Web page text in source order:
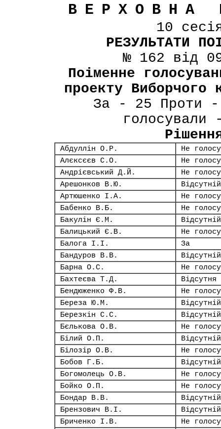
ВЕРХОВНА
10
РЕЗУЛЬТАТИ
№ 162 від
Поіменне
проекту Виборчого
За - 25 Проти -
Абдуллін О.Р.
Не
Алєксєєв С.О.
Не
Андрієвський Д.Й.
Не
Арешонков В.Ю.
Відсутній
Артюшенко І.А.
Не
Бабенко В.Б.
Не
Бакулін Є.М.
Відсутній
Балицький Є.В.
Не
Балога І.І.
За
Бандуров В.В.
Відсутній
Барна О.С.
Не
Бахтеєва Т.Д.
Відсутня
Бендюженко Ф.В.
Не
Береза Ю.М.
Відсутній
Березкін С.С.
Відсутній
Бєлькова О.В.
Не
Білий О.П.
Відсутній
Білозір О.В.
Не
Бобов Г.Б.
Відсутній
Богомолець О.В.
Не
Бойко О.П.
Не
Бондар В.В.
Відсутній
Брензович В.І.
Відсутній
Бриченко І.В.
Не